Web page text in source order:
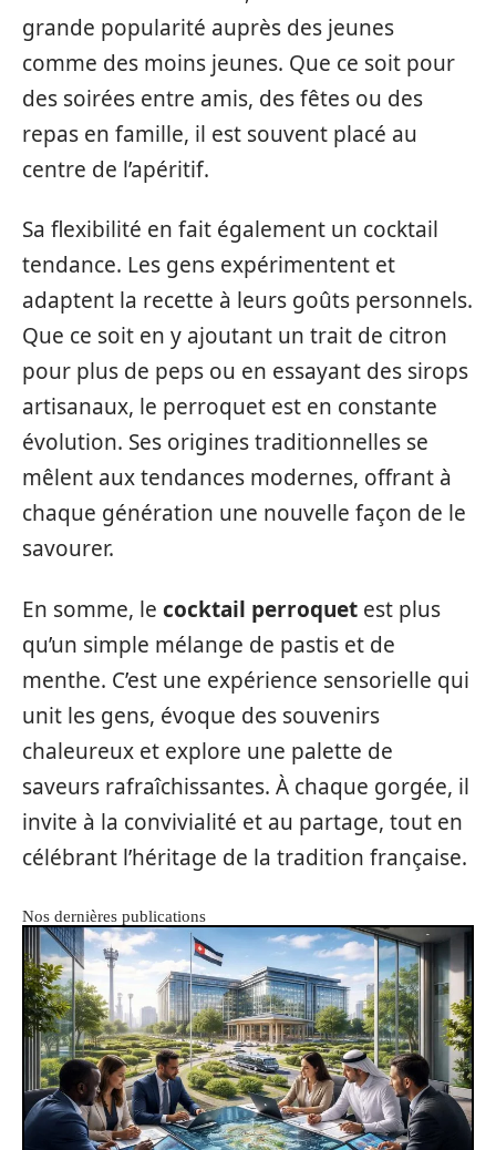
grande popularité auprès des jeunes
comme des moins jeunes. Que ce soit pour
des soirées entre amis, des fêtes ou des
repas en famille, il est souvent placé au
centre de l’apéritif.
Sa flexibilité en fait également un cocktail
tendance. Les gens expérimentent et
adaptent la recette à leurs goûts personnels.
Que ce soit en y ajoutant un trait de citron
pour plus de peps ou en essayant des sirops
artisanaux, le perroquet est en constante
évolution. Ses origines traditionnelles se
mêlent aux tendances modernes, offrant à
chaque génération une nouvelle façon de le
savourer.
En somme, le cocktail perroquet est plus
qu’un simple mélange de pastis et de
menthe. C’est une expérience sensorielle qui
unit les gens, évoque des souvenirs
chaleureux et explore une palette de
saveurs rafraîchissantes. À chaque gorgée, il
invite à la convivialité et au partage, tout en
célébrant l’héritage de la tradition française.
Nos dernières publications